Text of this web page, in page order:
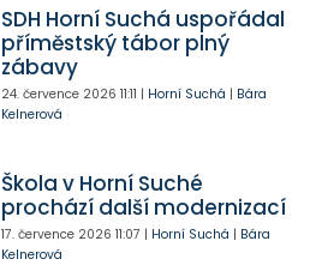
SDH Horní Suchá uspořádal
příměstský tábor plný
zábavy
24. července 2026 11:11 | Horní Suchá | Bára
Kelnerová
Škola v Horní Suché
prochází další modernizací
17. července 2026 11:07 | Horní Suchá | Bára
Kelnerová